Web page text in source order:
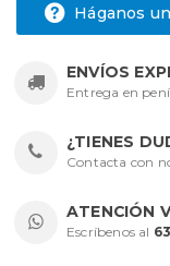
Háganos
ENVÍOS
Entrega en
¿TIENES
Contacta con
ATENCIÓN
Escríbenos al